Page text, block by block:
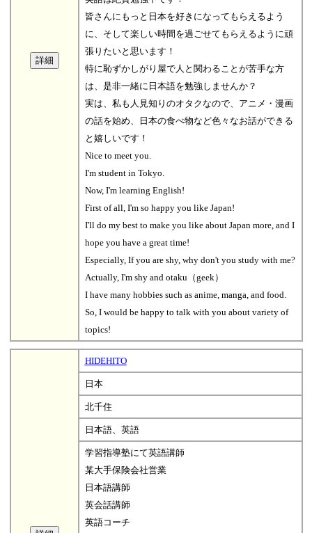
皆さんにもっと日本を好きになってもらえるよう
に、そして楽しい時間を過ごせてもらえるように頑
張りたいと思います！
特に恥ずかしがり屋で人と関わることが苦手な方
は、是非一緒に日本語を勉強しませんか？
実は、私も人見知りのオタクなので、アニメ・漫画
の話を始め、日本の食べ物など色々なお話ができる
と嬉しいです！
Nice to meet you.
I'm student in Tokyo.
Now, I'm learning English!
First of all, I'm so happy you like Japan!
I'll do my best to make you like about Japan more, and I
hope you have a great time!
Especially, If you are shy, why don't you study with me?
Actually, I'm shy and otaku（geek）
I have many hobbies such as anime, manga, and food.
So, I would be happy to talk with you about variety of
topics!
HIDEHITO
日本
北千住
日本語、英語
学習指導塾にて英語講師
某大手保険会社営業
日本語講師
英会話講師
英語コーチ